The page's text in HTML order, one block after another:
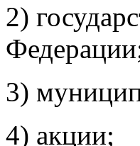
2)
3)
4) акции;